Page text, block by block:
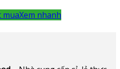
Xem nhanh